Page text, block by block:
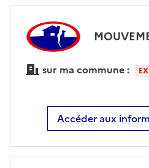
sur ma commune :
Accéder aux